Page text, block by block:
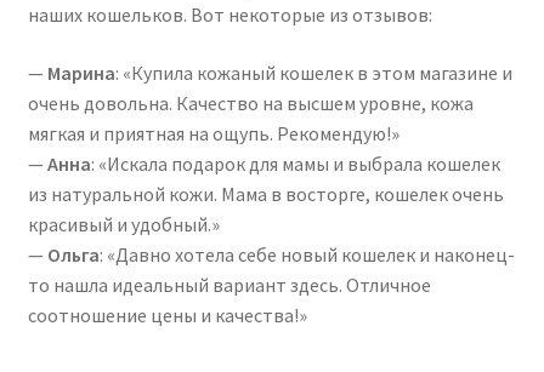
наших кошельков. Вот некоторые из отзывов:
— Марина: «Купила кожаный кошелек в этом магазине и
очень довольна. Качество на высшем уровне, кожа
мягкая и приятная на ощупь. Рекомендую!»
— Анна: «Искала подарок для мамы и выбрала кошелек
из натуральной кожи. Мама в восторге, кошелек очень
красивый и удобный.»
— Ольга: «Давно хотела себе новый кошелек и наконец-
то нашла идеальный вариант здесь. Отличное
соотношение цены и качества!»